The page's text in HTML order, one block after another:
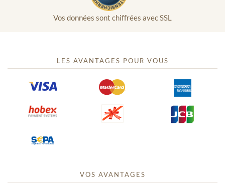
Vos données sont chiffrées avec SSL
LES AVANTAGES POUR VOUS
VOS AVANTAGES